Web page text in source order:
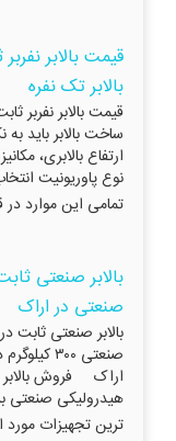
قیمت بالابر
بالابر تک نفره
قیمت بالابر نفربر
ساخت بالابر باید
ارتفاع بالابری،
نوع پاوریونیت
تمامی این موارد در
بالابر صنعتی
صنعتی در اراک
بالابر صنعتی ثابت
اراک فروش بالابر
هیدرولیکی صنعتی
ترین تجهیزات مورد